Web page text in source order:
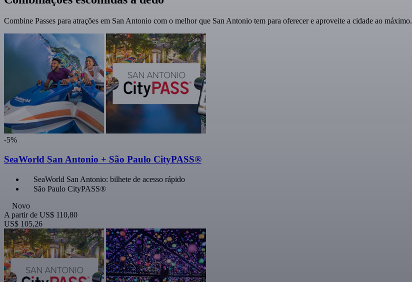
Combine Passes para atrações em San Antonio com o melhor que San Antonio tem para oferecer e aproveite a cidade ao máximo.
-5%
SeaWorld San Antonio + São Paulo CityPASS®
SeaWorld San Antonio: bilhete de acesso rápido
São Paulo CityPASS®
Novo
A partir de US$ 110,80
US$ 105,26